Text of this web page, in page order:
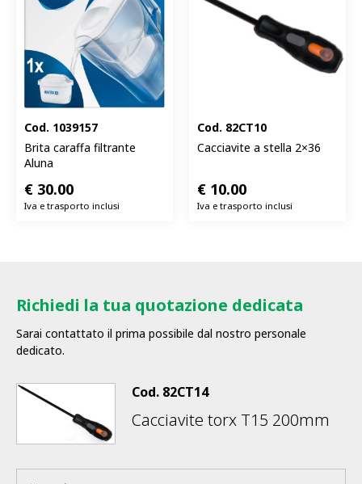
Cod. 1039157
Brita caraffa filtrante
Aluna
€ 30.00
Iva e trasporto inclusi
Cod. 82CT10
Cacciavite a stella 2×36
€ 10.00
Iva e trasporto inclusi
Richiedi la tua quotazione dedicata
Sarai contattato il prima possibile dal nostro personale
dedicato.
Cod. 82CT14
Cacciavite torx T15 200mm